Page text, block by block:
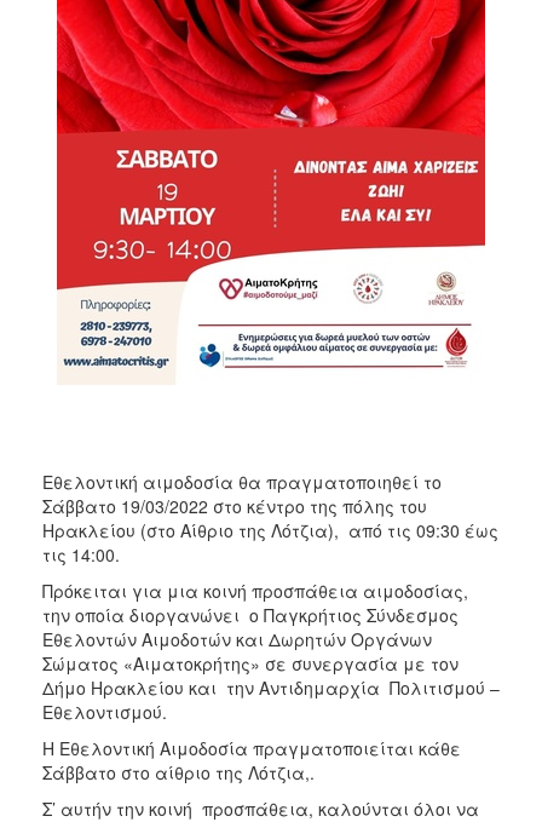
ΤΟΠΟΣ
ΑΝΘΕΚΤΙΚΗ
Εθελοντική αιμοδοσία θα πραγματοποιηθεί το
Σάββατο 19/03/2022 στο κέντρο της πόλης του
Ηρακλείου (στο Αίθριο της Λότζια), από τις 09:30 έως
τις 14:00.
Πρόκειται για μια κοινή προσπάθεια αιμοδοσίας,
την οποία διοργανώνει ο Παγκρήτιος Σύνδεσμος
Εθελοντών Αιμοδοτών και Δωρητών Οργάνων
Σώματος «Αιματοκρήτης» σε συνεργασία με τον
Δήμο Ηρακλείου και την Αντιδημαρχία Πολιτισμού –
Εθελοντισμού.
Η Εθελοντική Αιμοδοσία πραγματοποιείται κάθε
Σάββατο στο αίθριο της Λότζια,.
Σ’ αυτήν την κοινή προσπάθεια, καλούνται όλοι να